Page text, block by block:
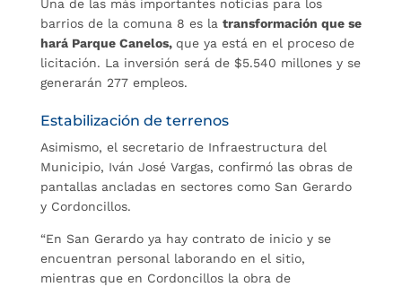
Una de las más importantes noticias para los
barrios de la comuna 8 es la transformación que se
hará Parque Canelos, que ya está en el proceso de
licitación. La inversión será de $5.540 millones y se
generarán 277 empleos.
Estabilización de terrenos
Asimismo, el secretario de Infraestructura del
Municipio, Iván José Vargas, confirmó las obras de
pantallas ancladas en sectores como San Gerardo
y Cordoncillos.
“En San Gerardo ya hay contrato de inicio y se
encuentran personal laborando en el sitio,
mientras que en Cordoncillos la obra de